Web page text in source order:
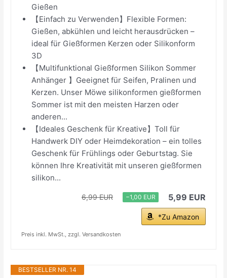
Gießen
【Einfach zu Verwenden】Flexible Formen:
Gießen, abkühlen und leicht herausdrücken –
ideal für Gießformen Kerzen oder Silikonform
3D
【Multifunktional Gießformen Silikon Sommer
Anhänger 】Geeignet für Seifen, Pralinen und
Kerzen. Unser Möwe silikonformen gießformen
Sommer ist mit den meisten Harzen oder
anderen...
【Ideales Geschenk für Kreative】Toll für
Handwerk DIY oder Heimdekoration – ein tolles
Geschenk für Frühlings oder Geburtstag. Sie
können Ihre Kreativität mit unseren gießformen
silikon...
6,99 EUR −1,00 EUR 5,99 EUR
*Zu Amazon
Preis inkl. MwSt., zzgl. Versandkosten
BESTSELLER NR. 14